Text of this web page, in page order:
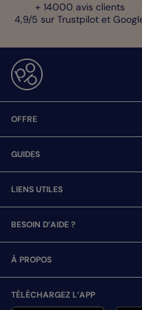
+ 14000 avis clients
4,9/5 sur Trustpilot et
OFFRE
GUIDES
LIENS UTILES
BESOIN D’AIDE ?
À PROPOS
TÉLÉCHARGEZ L’APP